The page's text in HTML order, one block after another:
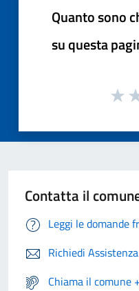
Quanto sono
su questa
Contatta il
Leggi le domande
Richiedi Assistenza
Chiama il comune